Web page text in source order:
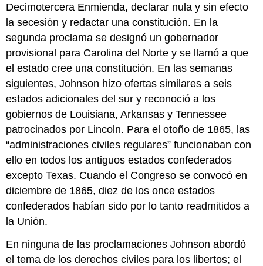
Decimotercera Enmienda, declarar nula y sin efecto
la secesión y redactar una constitución. En la
segunda proclama se designó un gobernador
provisional para Carolina del Norte y se llamó a que
el estado cree una constitución. En las semanas
siguientes, Johnson hizo ofertas similares a seis
estados adicionales del sur y reconoció a los
gobiernos de Louisiana, Arkansas y Tennessee
patrocinados por Lincoln. Para el otoño de 1865, las
“administraciones civiles regulares” funcionaban con
ello en todos los antiguos estados confederados
excepto Texas. Cuando el Congreso se convocó en
diciembre de 1865, diez de los once estados
confederados habían sido por lo tanto readmitidos a
la Unión.
En ninguna de las proclamaciones Johnson abordó
el tema de los derechos civiles para los libertos; el